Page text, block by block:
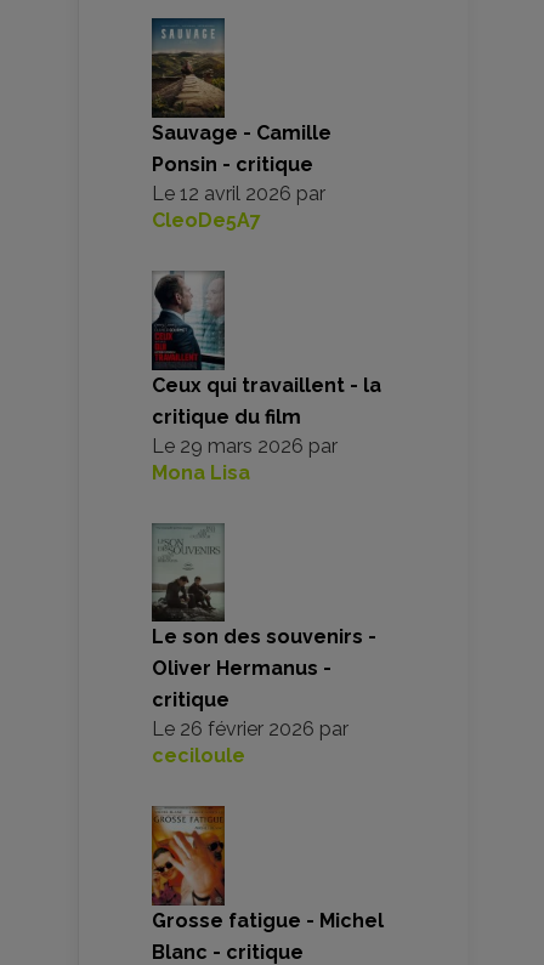
Sauvage - Camille
Ponsin - critique
Le 12 avril 2026 par
CleoDe5A7
Ceux qui travaillent - la
critique du film
Le 29 mars 2026 par
Mona Lisa
Le son des souvenirs -
Oliver Hermanus -
critique
Le 26 février 2026 par
ceciloule
Grosse fatigue - Michel
Blanc - critique